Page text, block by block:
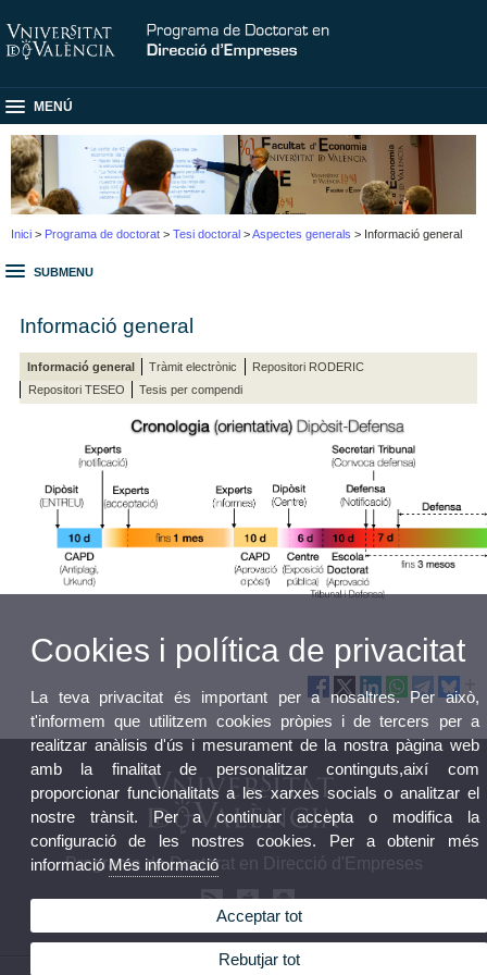
MENÚ
Inici > Programa de doctorat > Tesi doctoral >Aspectes generals > Informació general
SUBMENU
Informació general
Informació general Tràmit electrònic
Repositori RODERIC
Repositori TESEO
Tesis per compendi
Programa de Doctorat en Direcció d'Empreses
Cookies i política de privacitat
La teva privacitat és important per a nosaltres. Per això,
t'informem que utilitzem cookies pròpies i de tercers per a
realitzar anàlisis d'ús i mesurament de la nostra pàgina web
amb la finalitat de personalitzar continguts,així com
proporcionar funcionalitats a les xarxes socials o analitzar el
nostre trànsit. Per a continuar accepta o modifica la
configuració de les nostres cookies. Per a obtenir més
informacióMés informació
Acceptar tot
Rebutjar tot